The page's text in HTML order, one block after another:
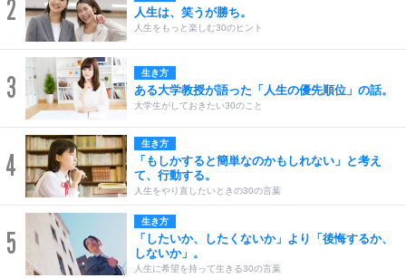
2 人生は、笑うが勝ち。
人生をもっと楽しむ30のヒント
3 生き方
ある大学教授が語った「人生の優先順位」の話。
大学生がしておきたい30のこと
4
生き方
「もしかすると簡単なのかもしれない」と考え
て、行動する。
人生をやり直したいときの30の言葉
5
生き方
「したいか、したくないか」より「後悔するか、
しないか」。
人生に希望を持って生きる30の言葉